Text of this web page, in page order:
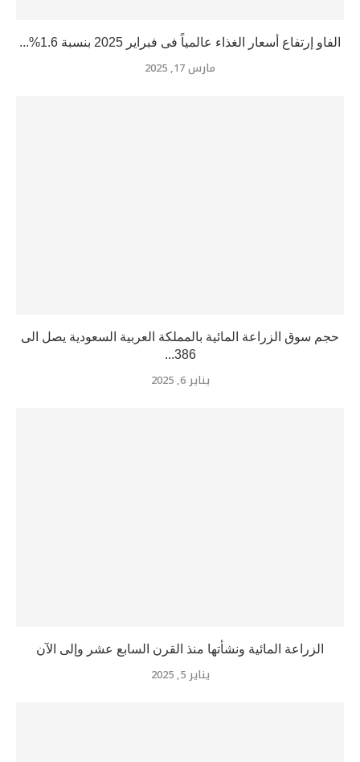
الفاو إرتفاع أسعار الغذاء عالمياً فى فبراير 2025 بنسبة 1.6%...
مارس 17, 2025
حجم سوق الزراعة المائية بالمملكة العربية السعودية يصل الى
386...
يناير 6, 2025
الزراعة المائية ونشأتها منذ القرن السابع عشر وإلى الآن
يناير 5, 2025